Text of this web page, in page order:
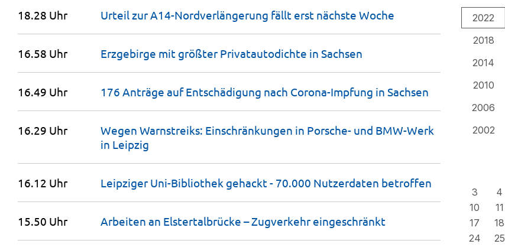
2022
2018
2014
2010
2006
2002
3
4
10
11
17
18
24
25
18.28 Uhr Urteil zur A14-Nordverlängerung fällt erst nächste Woche
16.58 Uhr Erzgebirge mit größter Privatautodichte in Sachsen
16.49 Uhr 176 Anträge auf Entschädigung nach Corona-Impfung in Sachsen
16.29 Uhr
Wegen Warnstreiks: Einschränkungen in Porsche- und BMW-Werk
in Leipzig
16.12 Uhr Leipziger Uni-Bibliothek gehackt - 70.000 Nutzerdaten betroffen
15.50 Uhr Arbeiten an Elstertalbrücke – Zugverkehr eingeschränkt